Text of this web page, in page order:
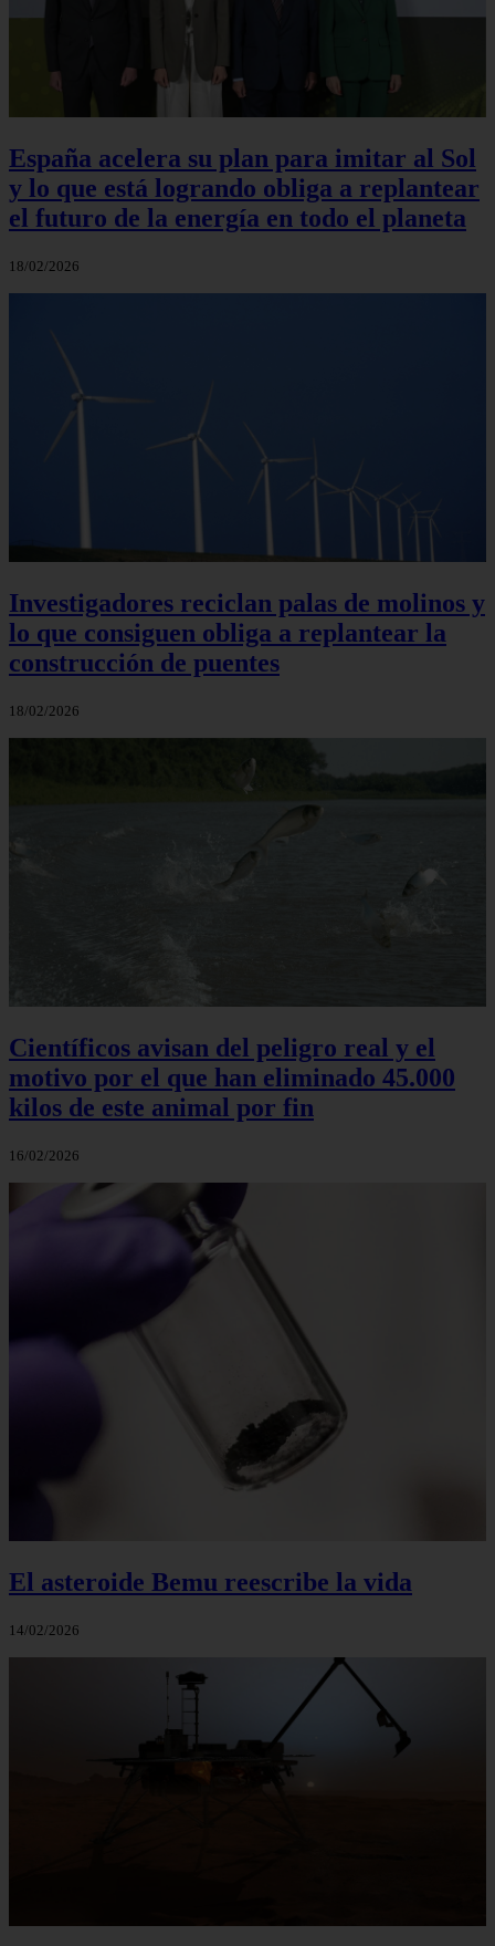
España acelera su plan para imitar al Sol
y lo que está logrando obliga a replantear
el futuro de la energía en todo el planeta
18/02/2026
Investigadores reciclan palas de molinos y
lo que consiguen obliga a replantear la
construcción de puentes
18/02/2026
Científicos avisan del peligro real y el
motivo por el que han eliminado 45.000
kilos de este animal por fin
16/02/2026
El asteroide Bemu reescribe la vida
14/02/2026